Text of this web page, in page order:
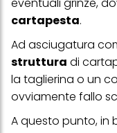
cartapesta.
Ad asciugatura
struttura di
la taglierina o un
ovviamente fallo
A questo punto, in